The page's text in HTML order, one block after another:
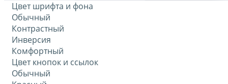
Цвет шрифта и фона
Обычный
Контрастный
Инверсия
Комфортный
Цвет кнопок и ссылок
Обычный